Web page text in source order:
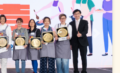
下一页